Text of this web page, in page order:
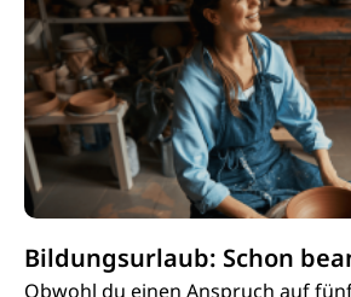
Bildungsurlaub: Schon
Obwohl du einen Anspruch auf